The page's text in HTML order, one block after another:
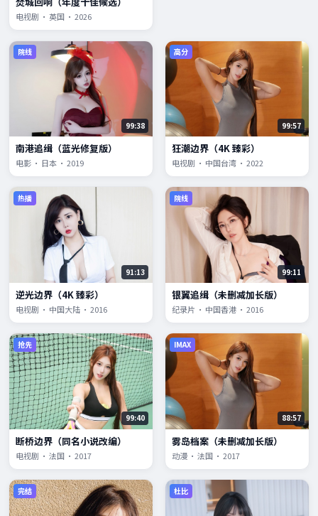
电视剧 · 英国 · 2026
院线
99:38
南港追缉（蓝光修复版）
电影 · 日本 · 2019
高分
99:57
狂潮边界（4K 臻彩）
电视剧 · 中国台湾 · 2022
热播
91:13
逆光边界（4K 臻彩）
电视剧 · 中国大陆 · 2016
院线
99:11
银翼追缉（未删减加长版）
纪录片 · 中国香港 · 2016
抢先
99:40
断桥边界（同名小说改编）
电视剧 · 法国 · 2017
IMAX
88:57
雾岛档案（未删减加长版）
动漫 · 法国 · 2017
完结 杜比